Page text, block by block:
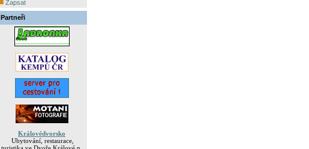
Zapsat
Partneři
Královédvorsko
Ubytování, restaurace,